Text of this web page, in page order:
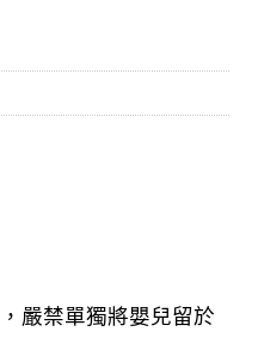
嚴禁單獨將嬰兒留於